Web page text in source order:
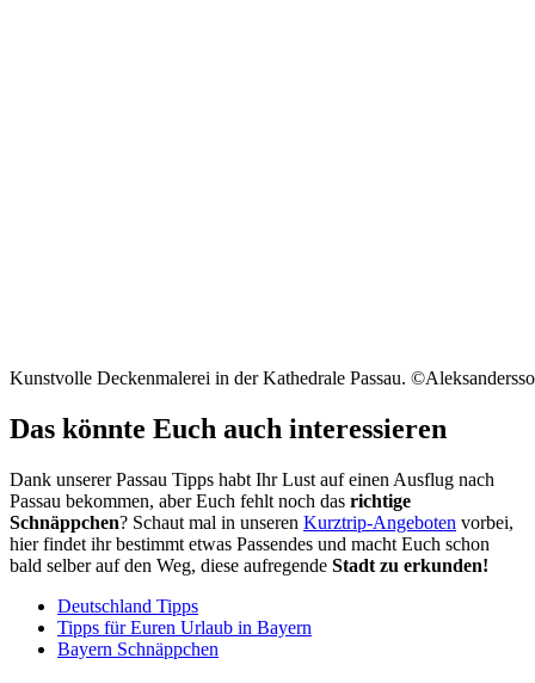
Kunstvolle Deckenmalerei in der Kathedrale Passau.
Das könnte Euch auch interessieren
Dank unserer Passau Tipps habt Ihr Lust auf einen Ausflug nach
Passau bekommen, aber Euch fehlt noch das richtige
Schnäppchen? Schaut mal in unseren Kurztrip-Angeboten vorbei,
hier findet ihr bestimmt etwas Passendes und macht Euch schon
bald selber auf den Weg, diese aufregende Stadt zu erkunden!
Deutschland Tipps
Tipps für Euren Urlaub in Bayern
Bayern Schnäppchen